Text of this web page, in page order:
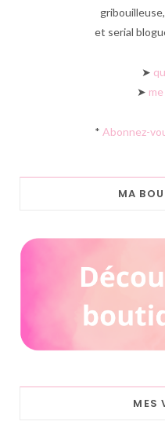
et serial
➤
➤
* Abonnez-
MA
MES